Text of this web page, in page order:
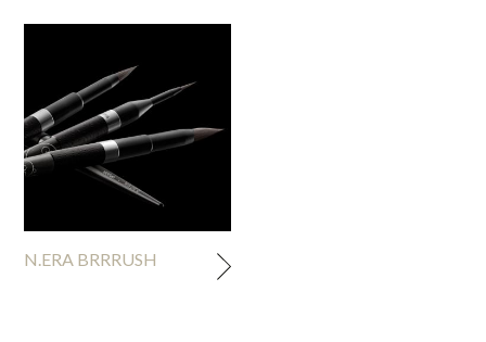
N.ERA BRRRUSH